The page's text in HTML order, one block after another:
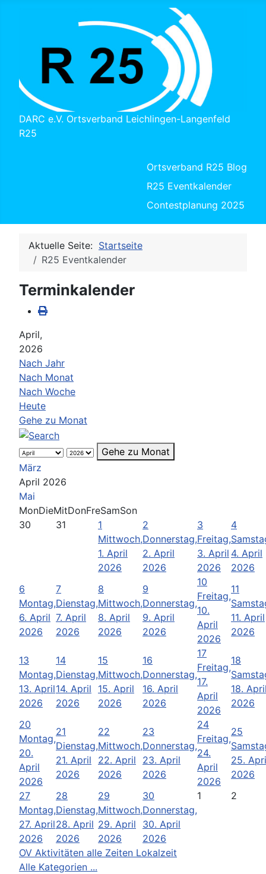
DARC e.V. Ortsverband Leichlingen-Langenfeld
R25
Ortsverband R25 Blog
R25 Eventkalender
Contestplanung 2025
Aktuelle Seite: Startseite
R25 Eventkalender
Terminkalender
April,
2026
Nach Jahr
Nach Monat
Nach Woche
Heute
Gehe zu Monat
Gehe zu Monat
März
April 2026
Mai
MonDieMitDonFreSamSon
30
31
1
Mittwoch,
1. April
2026
2
Donnerstag,
2. April
2026
3
Freitag,
3. April
2026
4
4. April
2026
6
Montag,
6. April
2026
7
Dienstag,
7. April
2026
8
Mittwoch,
8. April
2026
9
Donnerstag,
9. April
2026
10
Freitag,
10.
April
2026
11
11. April
2026
13
Montag,
13. April
2026
14
Dienstag,
14. April
2026
15
Mittwoch,
15. April
2026
16
Donnerstag,
16. April
2026
17
Freitag,
17.
April
2026
18
18.
2026
20
Montag,
20.
April
2026
21
Dienstag,
21. April
2026
22
Mittwoch,
22. April
2026
23
Donnerstag,
23. April
2026
24
Freitag,
24.
April
2026
25
25.
2026
27
Montag,
27. April
2026
28
Dienstag,
28. April
2026
29
Mittwoch,
29. April
2026
30
Donnerstag,
30. April
2026
1 2
OV Aktivitäten alle Zeiten Lokalzeit
Alle Kategorien ...